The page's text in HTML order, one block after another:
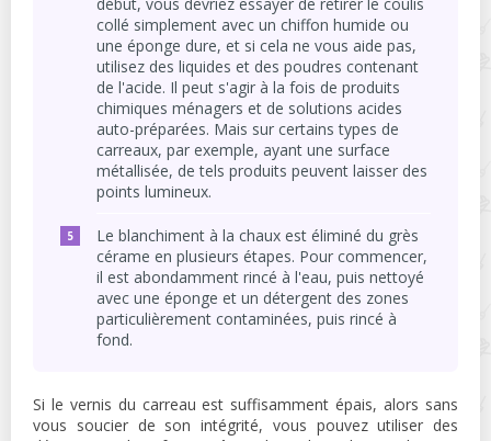
collé simplement avec un chiffon humide ou
une éponge dure, et si cela ne vous aide pas,
utilisez des liquides et des poudres contenant
de l'acide. Il peut s'agir à la fois de produits
chimiques ménagers et de solutions acides
auto-préparées. Mais sur certains types de
carreaux, par exemple, ayant une surface
métallisée, de tels produits peuvent laisser des
points lumineux.
Le blanchiment à la chaux est éliminé du grès
cérame en plusieurs étapes. Pour commencer,
il est abondamment rincé à l'eau, puis nettoyé
avec une éponge et un détergent des zones
particulièrement contaminées, puis rincé à
fond.
Si le vernis du carreau est suffisamment épais, alors sans
vous soucier de son intégrité, vous pouvez utiliser des